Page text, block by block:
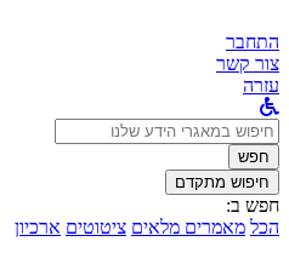
התחבר
צור קשר
עזרה
לחפש
ב:חפש
חיפוש מתקדם
חפש ב:
הכל מאמרים מלאים ציטוטים ארכיון